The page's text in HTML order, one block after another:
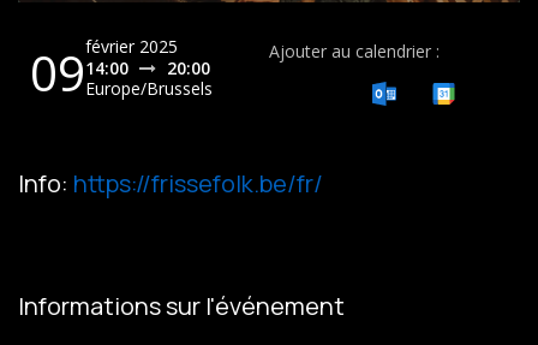
09février 2025
14:00
20:00
Europe/Brussels
Ajouter au calendrier :
Info: https://frissefolk.be/fr/
Informations sur l'événement